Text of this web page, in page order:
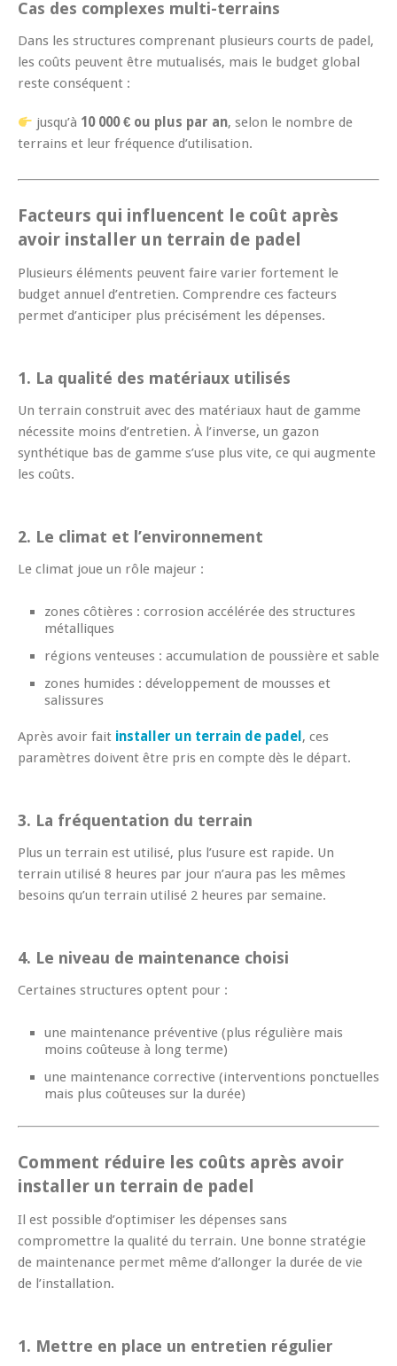
Cas des complexes multi-terrains
Dans les structures comprenant plusieurs courts de padel,
les coûts peuvent être mutualisés, mais le budget global
reste conséquent :
jusqu’à 10 000 € ou plus par an, selon le nombre de
terrains et leur fréquence d’utilisation.
Facteurs qui influencent le coût après
avoir installer un terrain de padel
Plusieurs éléments peuvent faire varier fortement le
budget annuel d’entretien. Comprendre ces facteurs
permet d’anticiper plus précisément les dépenses.
1. La qualité des matériaux utilisés
Un terrain construit avec des matériaux haut de gamme
nécessite moins d’entretien. À l’inverse, un gazon
synthétique bas de gamme s’use plus vite, ce qui augmente
les coûts.
2. Le climat et l’environnement
Le climat joue un rôle majeur :
zones côtières : corrosion accélérée des structures
métalliques
régions venteuses : accumulation de poussière et sable
zones humides : développement de mousses et
salissures
Après avoir fait installer un terrain de padel , ces
paramètres doivent être pris en compte dès le départ.
3. La fréquentation du terrain
Plus un terrain est utilisé, plus l’usure est rapide. Un
terrain utilisé 8 heures par jour n’aura pas les mêmes
besoins qu’un terrain utilisé 2 heures par semaine.
4. Le niveau de maintenance choisi
Certaines structures optent pour :
une maintenance préventive (plus régulière mais
moins coûteuse à long terme)
une maintenance corrective (interventions ponctuelles
mais plus coûteuses sur la durée)
Comment réduire les coûts après avoir
installer un terrain de padel
Il est possible d’optimiser les dépenses sans
compromettre la qualité du terrain. Une bonne stratégie
de maintenance permet même d’allonger la durée de vie
de l’installation.
1. Mettre en place un entretien régulier